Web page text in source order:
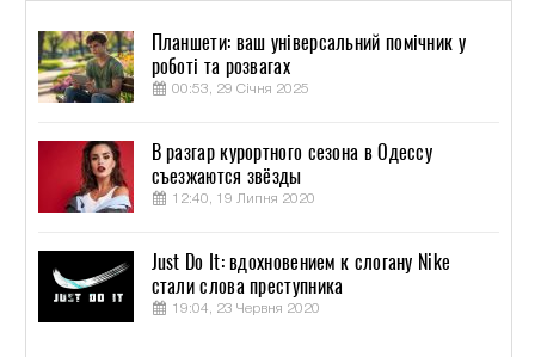
Планшети: ваш універсальний помічник у
роботі та розвагах
00:53, 29 Січня 2025
В разгар курортного сезона в Одессу
съезжаются звёзды
12:40, 19 Липня 2020
Just Do It: вдохновением к слогану Nike
стали слова преступника
19:04, 23 Червня 2020